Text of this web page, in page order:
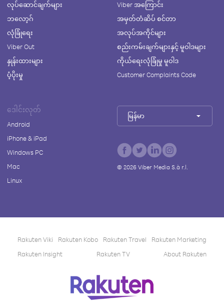
လုပ်ဆောင်ချက်များ
ဘလော့ဂ်
လုံခြုံရေး
Viber Out
နှုန်းထားများ
ပံ့ပိုးမှု
Viber အကြောင်း
အမှတ်တံဆိပ် စင်တာ
အလုပ်အကိုင်များ
စည်းကမ်းချက်များနှင့် မူဝါဒများ
ကိုယ်ရေးလုံခြုံမှု မူဝါဒ
Customer Complaints Code
ဒေါင်းလုတ်
Android
iPhone & iPad
Windows PC
Mac
Linux
မြန်မာ
© 2026Viber Media S.à r.l.
Rakuten Viki Rakuten Kobo Rakuten Travel
Rakuten Marketing
Rakuten Insight
Rakuten TV About Rakuten